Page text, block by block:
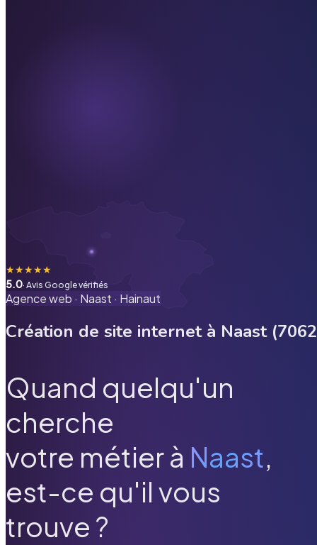
★★★★★
5.0· Avis Google vérifiés
Agence web · Naast · Hainaut
Création de site internet à Naast(7062
Quand quelqu'un
cherche
votre métier à Naast,
est-ce qu'il vous
trouve ?